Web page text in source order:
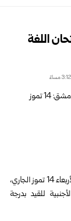
امتحان اللغة
، يوم الأربعاء 14 تموز الجاري،
للقيد بدرجة